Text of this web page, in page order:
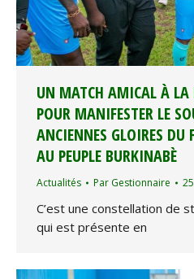
UN MATCH AMICAL À LA
POUR MANIFESTER LE
ANCIENNES GLOIRES
AU PEUPLE BURKINABÈ
Actualités Par Gestionnaire
C’est une constellation de
qui est présente en